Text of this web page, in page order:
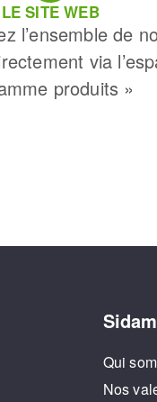
LE SITE WEB
l’ensemble de
via
produits »
Qui
Nos